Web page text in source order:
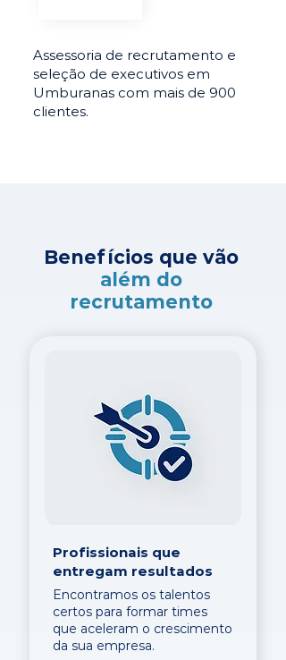
Assessoria de recrutamento e
seleção de executivos em
Umburanas com mais de 900
clientes.
Benefícios que vão
além do
recrutamento
Profissionais que
entregam resultados
Encontramos os talentos
certos para formar times
que aceleram o crescimento
da sua empresa.